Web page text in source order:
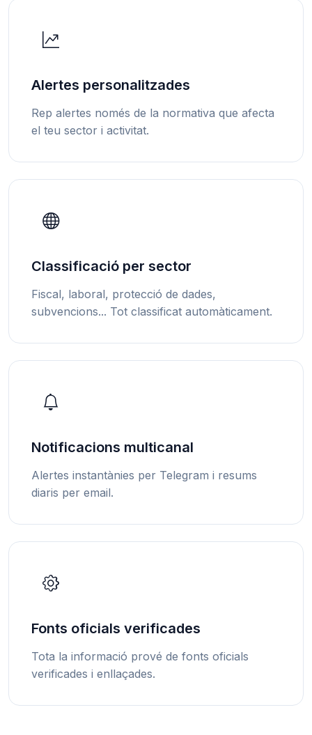
Alertes personalitzades
Rep alertes només de la normativa que afecta
el teu sector i activitat.
Classificació per sector
Fiscal, laboral, protecció de dades,
subvencions... Tot classificat automàticament.
Notificacions multicanal
Alertes instantànies per Telegram i resums
diaris per email.
Fonts oficials verificades
Tota la informació prové de fonts oficials
verificades i enllaçades.